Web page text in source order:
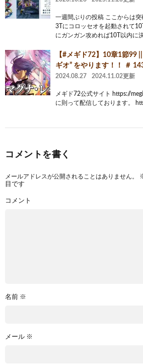
一週間ぶりの投稿 ここからは
3Tにコロッセオを起動されて
にガンガン攻めれば10T以内に
【#メギド72】10章1節99
ギオ” をやります！！ ＃
2024.08.27 2024.11.02更新
メギド72公式サイト https://
に則って配信しております。
コメントを書く
メールアドレスが公開されることはありません。
目です
コメント
名前 ※
メール ※